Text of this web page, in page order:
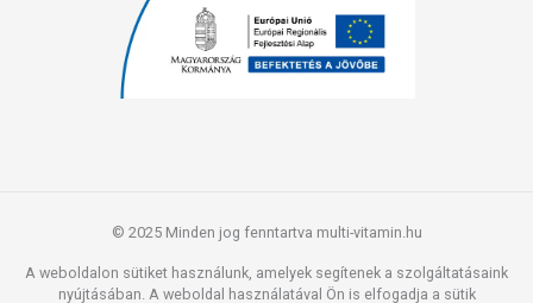
© 2025 Minden jog fenntartva multi-vitamin.hu
A weboldalon sütiket használunk, amelyek segítenek a szolgáltatásaink
nyújtásában. A weboldal használatával Ön is elfogadja a sütik